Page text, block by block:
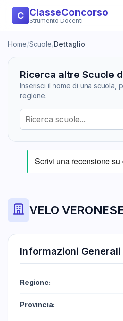
C ClasseConcorso
Strumento Docenti
Home/Scuole/Dettaglio
Ricerca altre Scuole
Inserisci il nome di una scuola,
regione.
VELO
Informazioni Generali
Regione:
Provincia: